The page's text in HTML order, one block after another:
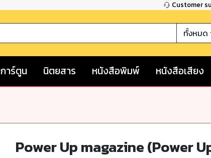
Customer
ทั้งหมด
การ์ตูน นิตยสาร หนังสือพิมพ์ หนังสือเสียง
Power Up magazine (Power